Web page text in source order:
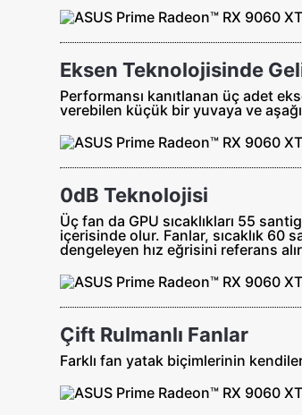
Eksen Teknolojisinde
Performansı kanıtlanan üç adet
verebilen küçük bir yuvaya ve
0dB Teknolojisi
Üç fan da GPU sıcaklıkları 55
içerisinde olur. Fanlar, sıcaklık 60
dengeleyen hız eğrisini referans
Çift Rulmanlı Fanlar
Farklı fan yatak biçimlerinin